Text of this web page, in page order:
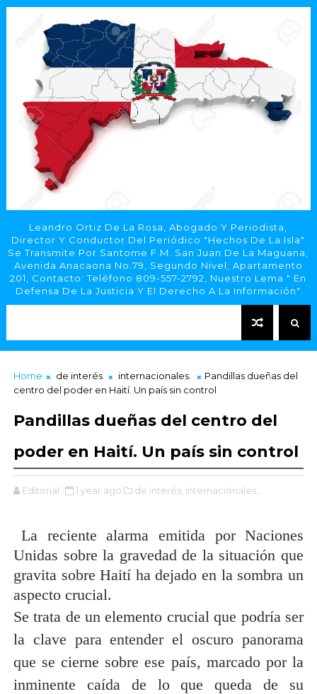
Leandro Ortiz De La Rosa, Abogado Y Periodista,
Director Y Conductor Del Periódico "Hechos De La Isla"
Se Transmite Por Santome F.M. San Juan De La Maguana,
Avenida Anacaona No.79, Segundo Nivel, Apartamento
201, Contacto: Teléfono 809-557-2792, Nuestro Lema " En
Defensa De La Justicia Y El Derecho A La Información"
Home de interés internacionales.
Pandillas dueñas del
centro del poder en Haití. Un país sin control
Pandillas dueñas del centro del
poder en Haití. Un país sin control
Editorial 1 year ago de interés, internacionales.,
La reciente alarma emitida por Naciones
Unidas sobre la gravedad de la situación que
gravita sobre Haití ha dejado en la sombra un
aspecto crucial.
Se trata de un elemento crucial que podría ser
la clave para entender el oscuro panorama
que se cierne sobre ese país, marcado por la
inminente caída de lo que queda de su